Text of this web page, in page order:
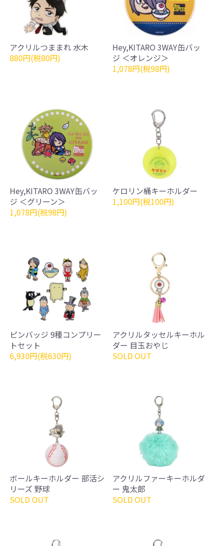
アクリルつままれ 水木
880円(税80円)
Hey,KITARO 3WAY缶バッ
ジ ＜オレンジ＞
1,078円(税98円)
Hey,KITARO 3WAY缶バッ
ジ ＜グリーン＞
1,078円(税98円)
ケロリン桶キーホルダー
1,100円(税100円)
ピンバッジ 9種コンプリー
トセット
6,930円(税630円)
アクリルタッセルキーホル
ダー 目玉おやじ
SOLD OUT
ボールキーホルダー 部活シ
リーズ 野球
SOLD OUT
アクリルファーキーホルダ
ー 鬼太郎
SOLD OUT